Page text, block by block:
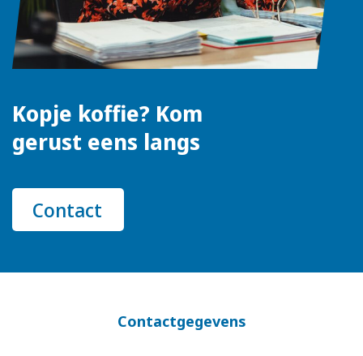
Kopje koffie? Kom
gerust eens langs
Contact
Contactgegevens